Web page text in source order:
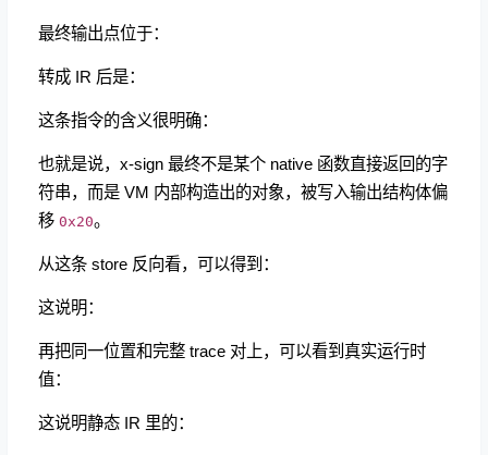
最终输出点位于：
转成 IR 后是：
这条指令的含义很明确：
也就是说，x-sign 最终不是某个 native 函数直接返回的字
符串，而是 VM 内部构造出的对象，被写入输出结构体偏
移 0x20。
从这条 store 反向看，可以得到：
这说明：
再把同一位置和完整 trace 对上，可以看到真实运行时
值：
这说明静态 IR 里的：